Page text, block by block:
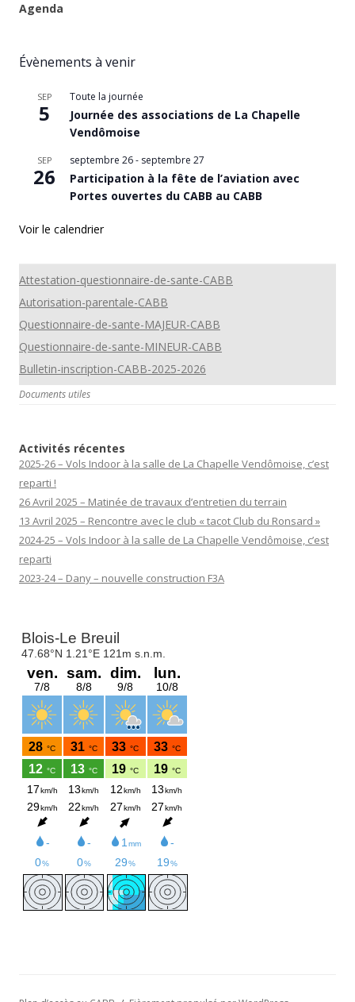
Agenda
Évènements à venir
SEP
5
Toute la journée
Journée des associations de La Chapelle
Vendômoise
SEP
26
septembre 26- septembre 27
Participation à la fête de l’aviation avec
Portes ouvertes du CABB au CABB
Voir le calendrier
Attestation-questionnaire-de-sante-CABB
Autorisation-parentale-CABB
Questionnaire-de-sante-MAJEUR-CABB
Questionnaire-de-sante-MINEUR-CABB
Bulletin-inscription-CABB-2025-2026
Documents utiles
Activités récentes
2025-26 – Vols Indoor à la salle de La Chapelle Vendômoise, c’est
reparti !
26 Avril 2025 – Matinée de travaux d’entretien du terrain
13 Avril 2025 – Rencontre avec le club « tacot Club du Ronsard »
2024-25 – Vols Indoor à la salle de La Chapelle Vendômoise, c’est
reparti
2023-24 – Dany – nouvelle construction F3A